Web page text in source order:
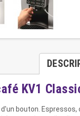
KV1
bouton.